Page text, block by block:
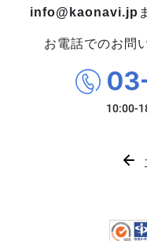
info@kaonavi.jp
お電話でのお問